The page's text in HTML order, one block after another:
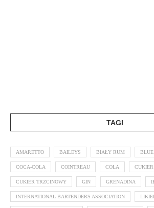
TAGI
AMARETTO BAILEYS BIAŁY RUM
COCA-COLA COINTREAU COLA CUKIER
CUKIER TRZCINOWY GIN GRENADINA
INTERNATIONAL BARTENDERS ASSOCIATION